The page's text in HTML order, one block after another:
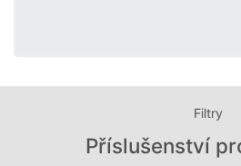
Filtry
Příslušenství